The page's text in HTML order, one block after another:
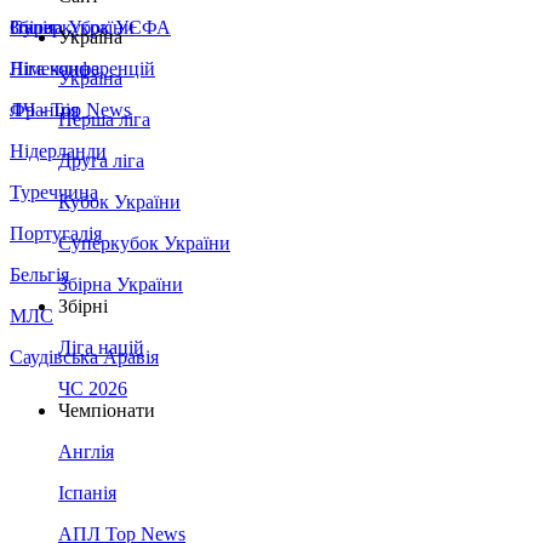
Збірна України
Італія
Німеччина
Франція
Нідерланди
Туреччина
Португалія
Бельгія
МЛС
Саудівська Аравія
Суперкубок УЄФА
Ліга конференцій
ЛЧ - Top News
Україна
Україна
Перша ліга
Друга ліга
Кубок України
Суперкубок України
Збірна України
Збірні
Ліга націй
ЧС 2026
Чемпіонати
Англія
Іспанія
АПЛ Top News